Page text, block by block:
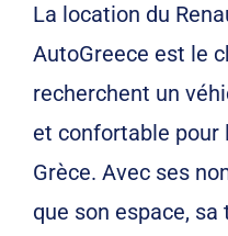
La location du
AutoGreece est le
recherchent un
et confortable pour
Grèce. Avec ses
que son espace,